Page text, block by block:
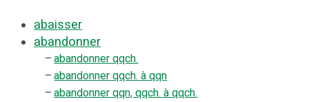
abaisser
abandonner
– abandonner qqch.
– abandonner qqch. à qqn
– abandonner qqn, qqch. à qqch.